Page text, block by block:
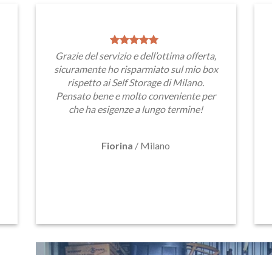
Grazie del servizio e dell’ottima offerta,
sicuramente ho risparmiato sul mio box
rispetto ai Self Storage di Milano.
Pensato bene e molto conveniente per
che ha esigenze a lungo termine!
Fiorina / Milano